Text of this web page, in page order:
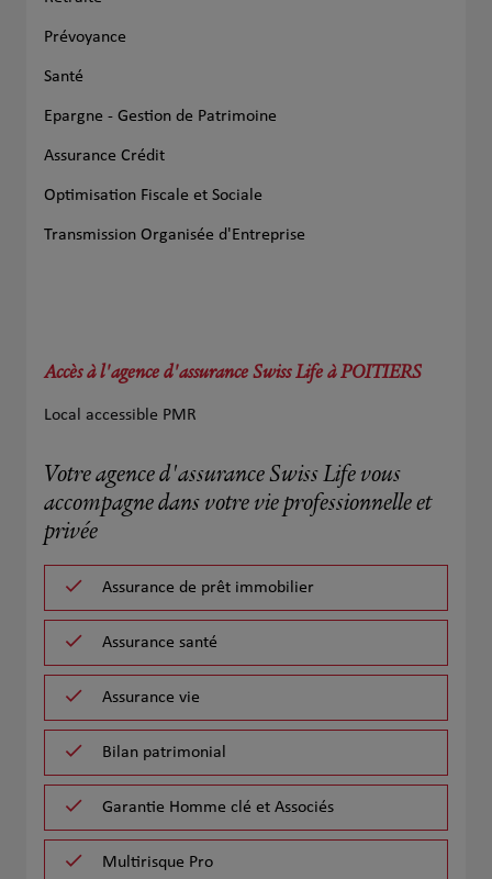
Prévoyance
Santé
Epargne - Gestion de Patrimoine
Assurance Crédit
Optimisation Fiscale et Sociale
Transmission Organisée d'Entreprise
Accès à l'agence d'assurance Swiss Life à POITIERS
Local accessible PMR
Votre agence d'assurance Swiss Life vous
accompagne dans votre vie professionnelle et
privée
Assurance de prêt immobilier
Assurance santé
Assurance vie
Bilan patrimonial
Garantie Homme clé et Associés
Multirisque Pro